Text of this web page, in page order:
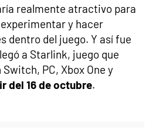
realmente atractivo para
y hacer
dentro del juego. Y así fue
a Starlink, juego que
PC, Xbox One y
del 16 de octubre.